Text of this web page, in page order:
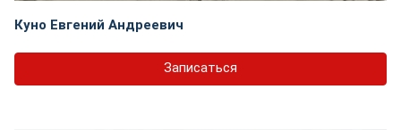
Куно Евгений Андреевич
Записаться